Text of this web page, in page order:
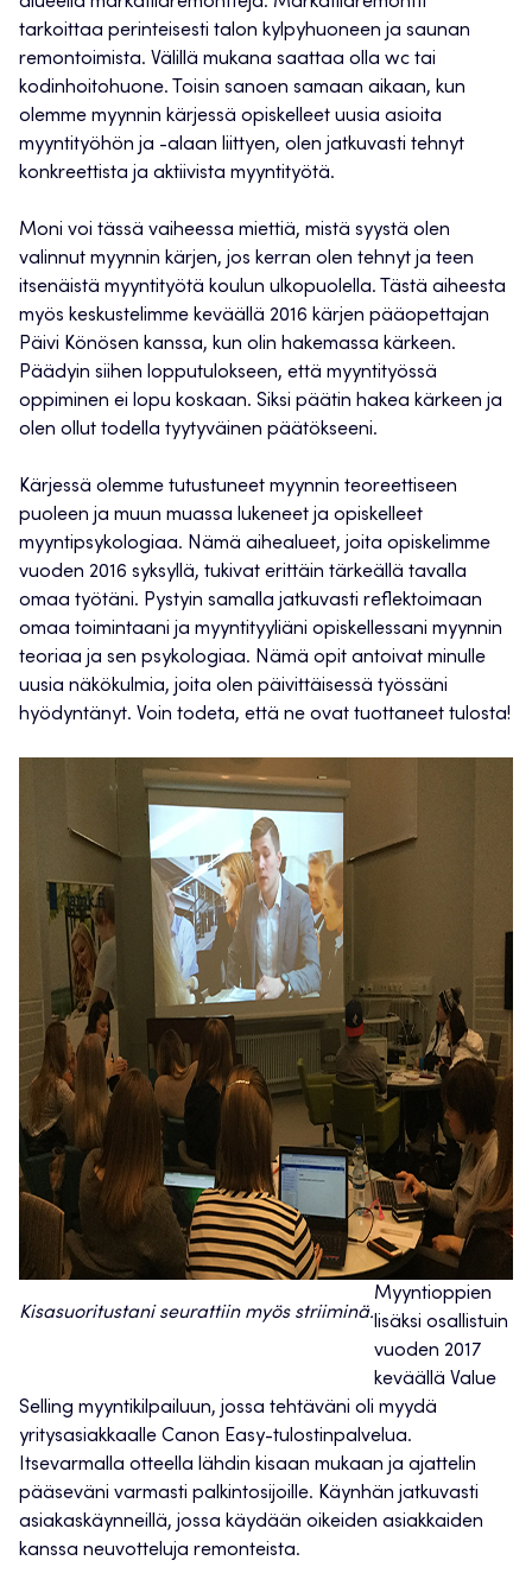
tarkoittaa perinteisesti talon kylpyhuoneen ja saunan
remontoimista. Välillä mukana saattaa olla wc tai
kodinhoitohuone. Toisin sanoen samaan aikaan, kun
olemme myynnin kärjessä opiskelleet uusia asioita
myyntityöhön ja -alaan liittyen, olen jatkuvasti tehnyt
konkreettista ja aktiivista myyntityötä.
Moni voi tässä vaiheessa miettiä, mistä syystä olen
valinnut myynnin kärjen, jos kerran olen tehnyt ja teen
itsenäistä myyntityötä koulun ulkopuolella. Tästä aiheesta
myös keskustelimme keväällä 2016 kärjen pääopettajan
Päivi Könösen kanssa, kun olin hakemassa kärkeen.
Päädyin siihen lopputulokseen, että myyntityössä
oppiminen ei lopu koskaan. Siksi päätin hakea kärkeen ja
olen ollut todella tyytyväinen päätökseeni.
Kärjessä olemme tutustuneet myynnin teoreettiseen
puoleen ja muun muassa lukeneet ja opiskelleet
myyntipsykologiaa. Nämä aihealueet, joita opiskelimme
vuoden 2016 syksyllä, tukivat erittäin tärkeällä tavalla
omaa työtäni. Pystyin samalla jatkuvasti reflektoimaan
omaa toimintaani ja myyntityyliäni opiskellessani myynnin
teoriaa ja sen psykologiaa. Nämä opit antoivat minulle
uusia näkökulmia, joita olen päivittäisessä työssäni
hyödyntänyt. Voin todeta, että ne ovat tuottaneet tulosta!
Kisasuoritustani seurattiin myös striiminä.
Myyntioppien
lisäksi osallistuin
vuoden 2017
keväällä Value
Selling myyntikilpailuun, jossa tehtäväni oli myydä
yritysasiakkaalle Canon Easy-tulostinpalvelua.
Itsevarmalla otteella lähdin kisaan mukaan ja ajattelin
pääseväni varmasti palkintosijoille. Käynhän jatkuvasti
asiakaskäynneillä, jossa käydään oikeiden asiakkaiden
kanssa neuvotteluja remonteista.